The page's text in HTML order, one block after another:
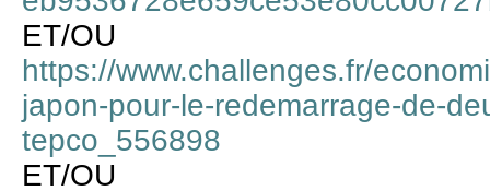
ET/OU
https://www.challenges.fr/
japon-pour-le-redemarrage-de-
tepco_556898
ET/OU